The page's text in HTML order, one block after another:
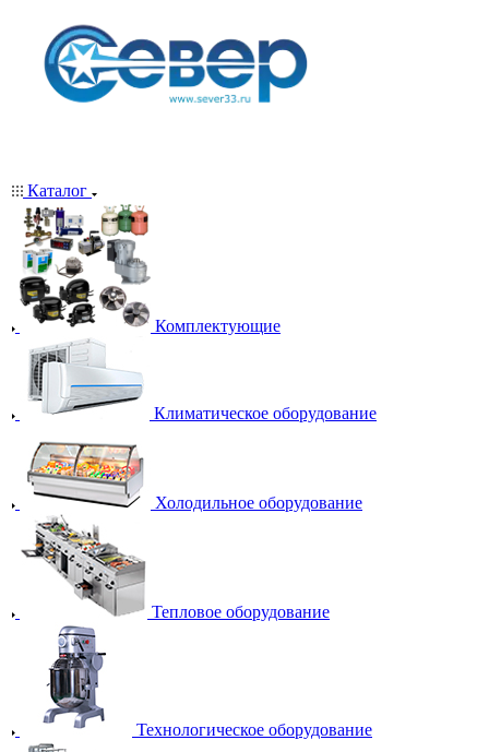
Каталог
Комплектующие
Климатическое оборудование
Холодильное оборудование
Тепловое оборудование
Технологическое оборудование